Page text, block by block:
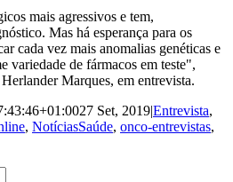
mais agressivos e tem,
Mas há esperança para os
cada vez mais anomalias genéticas e
variedade de fármacos em teste",
Marques, em entrevista.
27 Set, 2019|Entrevista,
, NotíciasSaúde, onco-entrevistas,